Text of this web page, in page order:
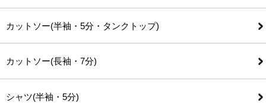
カットソー(半袖・5分・タンクトップ)
カットソー(長袖・7分)
シャツ(半袖・5分)